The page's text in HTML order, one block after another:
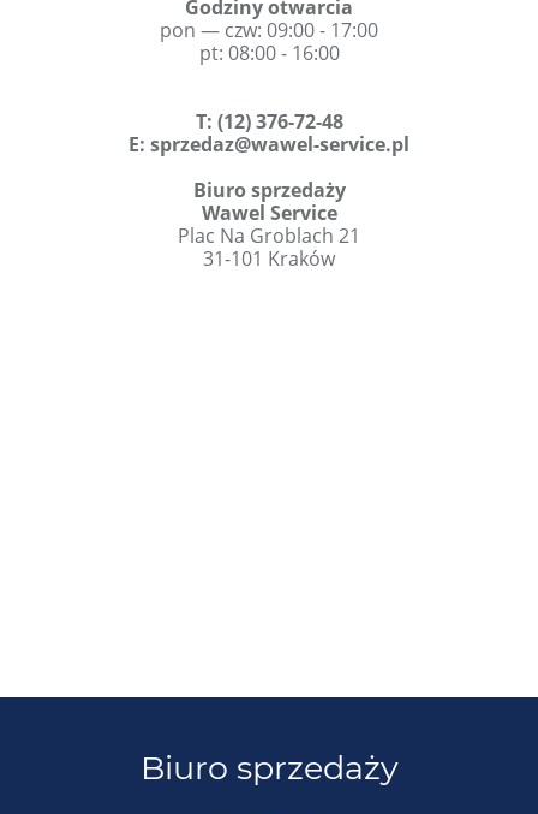
Godziny otwarcia
pon — czw: 09:00 - 17:00
pt: 08:00 - 16:00
T: (12) 376-72-48
E: sprzedaz@wawel-service.pl
Biuro sprzedaży
Wawel Service
Plac Na Groblach 21
31-101 Kraków
Biuro sprzedaży